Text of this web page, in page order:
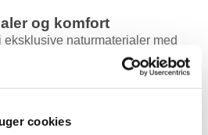
cookies
og komfort
naturmaterialer med
kombineret med massivt træ.
i matchende antracit er tykke og
høj siddekomfort. Hynderne er
som er nemme at